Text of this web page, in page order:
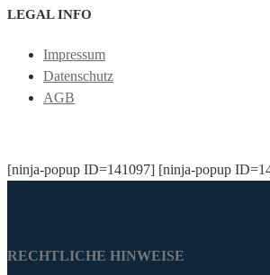
LEGAL INFO
Impressum
Datenschutz
AGB
[ninja-popup ID=141097] [ninja-popup
RECHTLICHE HINWEISE